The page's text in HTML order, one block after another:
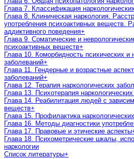
Глава 7. Классификация
Глава 8. Клиническая наркология.
употребления психоактивных веществ.
аддиктивного поведения+
Глава 9. Соматические и
психоактивных веществ+
Глава 10. Коморбидность психических и
заболеваний+
Глава 11. Гендерные и возрастные
заболеваний+
Глава 12. Терапия наркологических
Глава 13. Психотерапия
Глава 14. Реабилитация людей с
веществ+
Глава 15. Профилактика
Глава 16. Методы диагностики
Глава 17. Правовые и этические аспекты
Глава 18. Психометрические шкалы,
наркологии
Список литературы+